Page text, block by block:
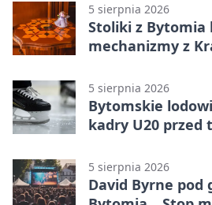
5 sierpnia 2026
Stoliki z
mechanizmy z
5 sierpnia 2026
Bytomskie
kadry U20 przed
5 sierpnia 2026
David Byrne pod